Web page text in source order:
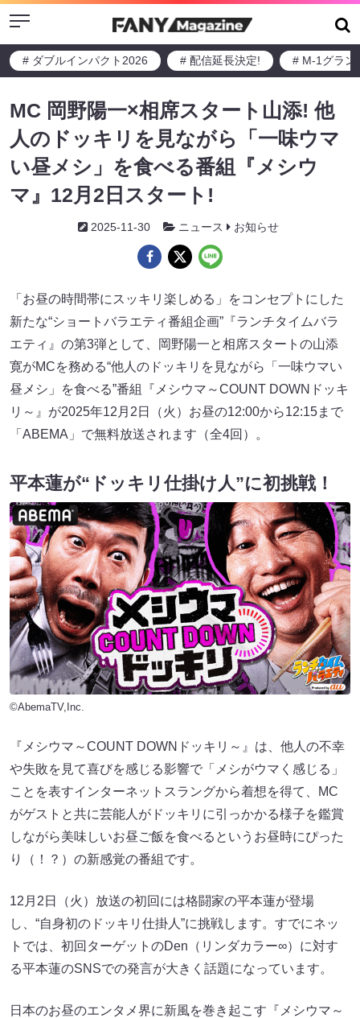
Menu
# ダブルインパクト2026 # 配信延長決定! # M-1グラン
MC 岡野陽一×相席スタート山添! 他
人のドッキリを見ながら「一味ウマ
い昼メシ」を食べる番組『メシウ
マ』12月2日スタート!
2025-11-30 ニュース お知らせ
「お昼の時間帯にスッキリ楽しめる」をコンセプトにした
新たな“ショートバラエティ番組企画”『ランチタイムバラ
エティ』の第3弾として、岡野陽一と相席スタートの山添
寛がMCを務める“他人のドッキリを見ながら「一味ウマい
昼メシ」を食べる”番組『メシウマ～COUNT DOWNドッキ
リ～』が2025年12月2日（火）お昼の12:00から12:15まで
「ABEMA」で無料放送されます（全4回）。
平本蓮が“ドッキリ仕掛け人”に初挑戦！
©AbemaTV,Inc.
『メシウマ～COUNT DOWNドッキリ～』は、他人の不幸
や失敗を見て喜びを感じる影響で「メシがウマく感じる」
ことを表すインターネットスラングから着想を得て、MC
がゲストと共に芸能人がドッキリに引っかかる様子を鑑賞
しながら美味しいお昼ご飯を食べるというお昼時にぴった
り（！？）の新感覚の番組です。
12月2日（火）放送の初回には格闘家の平本蓮が登場
し、“自身初のドッキリ仕掛人”に挑戦します。すでにネッ
トでは、初回ターゲットのDen（リンダカラー∞）に対す
る平本蓮のSNSでの発言が大きく話題になっています。
日本のお昼のエンタメ界に新風を巻き起こす『メシウマ～